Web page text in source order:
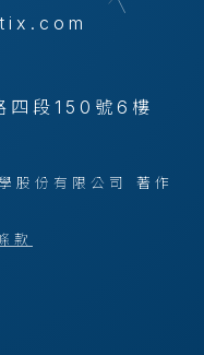
四段150號6樓
份有限公司 著作
款